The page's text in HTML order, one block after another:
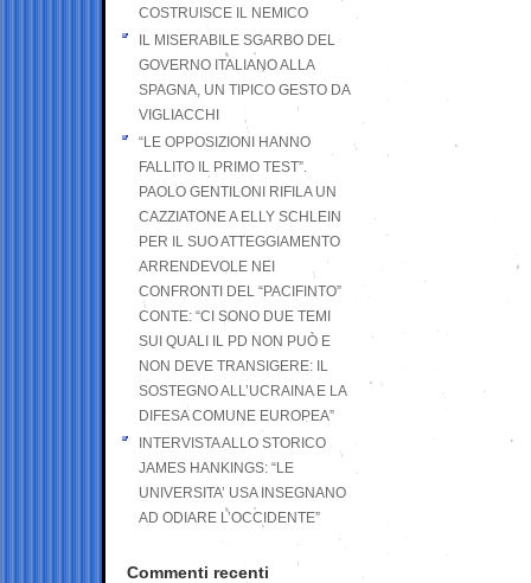
COSTRUISCE IL NEMICO
IL MISERABILE SGARBO DEL
GOVERNO ITALIANO ALLA
SPAGNA, UN TIPICO GESTO DA
VIGLIACCHI
“LE OPPOSIZIONI HANNO
FALLITO IL PRIMO TEST”.
PAOLO GENTILONI RIFILA UN
CAZZIATONE A ELLY SCHLEIN
PER IL SUO ATTEGGIAMENTO
ARRENDEVOLE NEI
CONFRONTI DEL “PACIFINTO”
CONTE: “CI SONO DUE TEMI
SUI QUALI IL PD NON PUÒ E
NON DEVE TRANSIGERE: IL
SOSTEGNO ALL’UCRAINA E LA
DIFESA COMUNE EUROPEA”
INTERVISTA ALLO STORICO
JAMES HANKINGS: “LE
UNIVERSITA’ USA INSEGNANO
AD ODIARE L’OCCIDENTE”
Commenti recenti